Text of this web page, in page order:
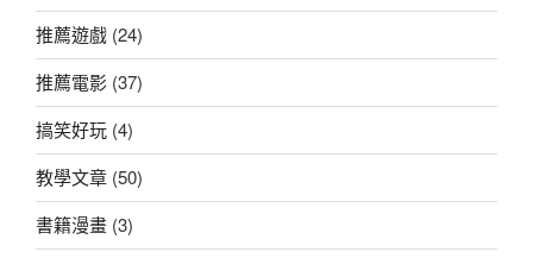
推薦遊戲 (24)
推薦電影 (37)
搞笑好玩 (4)
教學文章 (50)
書籍漫畫 (3)